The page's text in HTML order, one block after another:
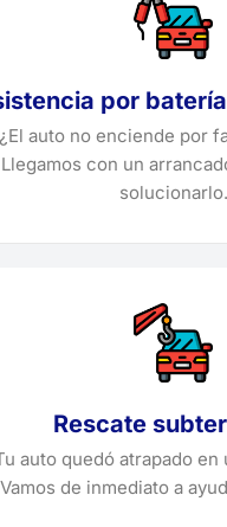
por
¿El auto no enciende por
Llegamos con un
solucionarlo.
Rescate
auto quedó atrapado
Vamos de inmediato a